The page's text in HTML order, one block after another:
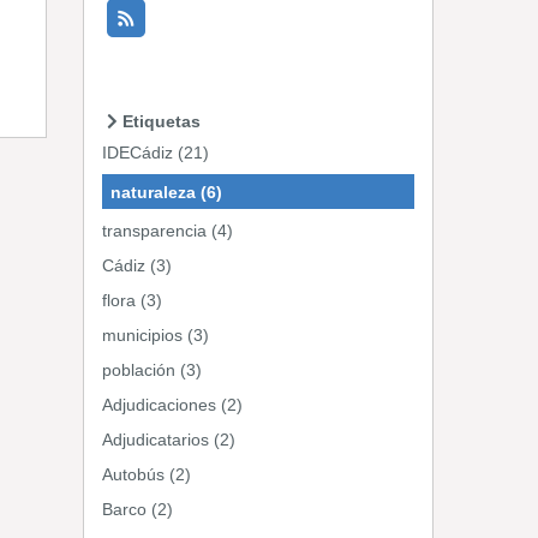
Etiquetas
IDECádiz (21)
naturaleza (6)
transparencia (4)
Cádiz (3)
flora (3)
municipios (3)
población (3)
Adjudicaciones (2)
Adjudicatarios (2)
Autobús (2)
Barco (2)